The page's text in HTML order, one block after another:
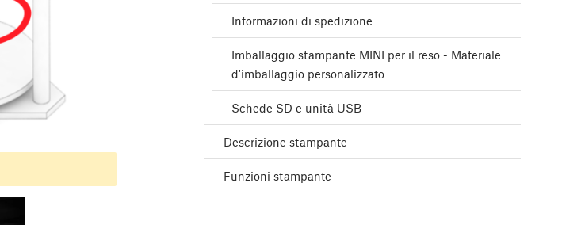
Informazioni di spedizione
Imballaggio stampante MINI per il reso - Materiale
d'imballaggio personalizzato
Schede SD e unità USB
Descrizione stampante
Funzioni stampante